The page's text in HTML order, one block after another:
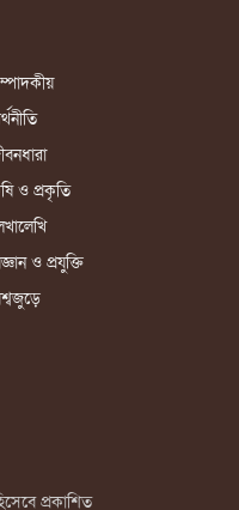
ও প্রকৃতি
ও প্রযুক্তি
প্রকাশিত